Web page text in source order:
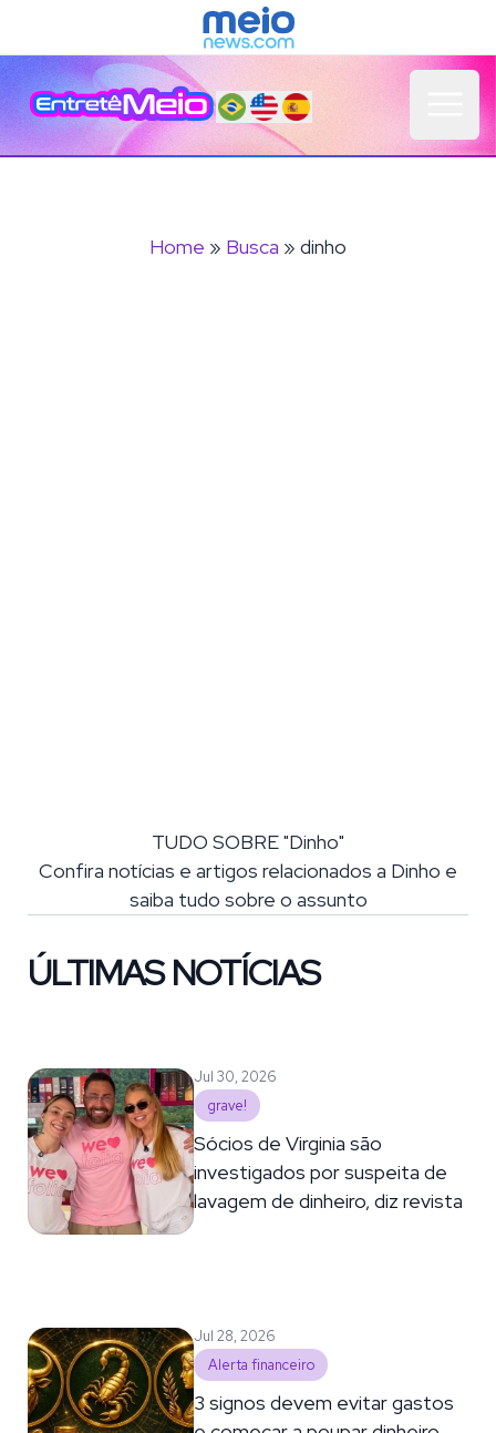
Home » Busca » dinho
TUDO SOBRE "Dinho"
Confira notícias e artigos relacionados a Dinho e
saiba tudo sobre o assunto
ÚLTIMAS NOTÍCIAS
Jul 30, 2026
grave!
Sócios de Virginia são
investigados por suspeita de
lavagem de dinheiro, diz revista
Jul 28, 2026
Alerta financeiro
3 signos devem evitar gastos